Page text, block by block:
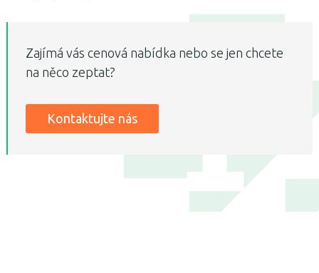
Zajímá vás cenová nabídka nebo se jen chcete
na něco zeptat?
Kontaktujte nás